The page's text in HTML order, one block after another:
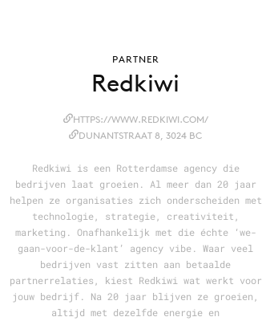
PARTNER
Redkiwi
HTTPS://WWW.REDKIWI.COM/
DUNANTSTRAAT 8, 3024 BC
Redkiwi is een Rotterdamse agency die
bedrijven laat groeien. Al meer dan 20 jaar
helpen ze organisaties zich onderscheiden met
technologie, strategie, creativiteit,
marketing. Onafhankelijk met die échte ‘we-
gaan-voor-de-klant’ agency vibe. Waar veel
bedrijven vast zitten aan betaalde
partnerrelaties, kiest Redkiwi wat werkt voor
jouw bedrijf. Na 20 jaar blijven ze groeien,
altijd met dezelfde energie en